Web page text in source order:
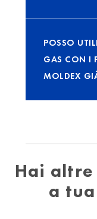
POSSO
GAS CON I
MOLDEX
Hai altre
a